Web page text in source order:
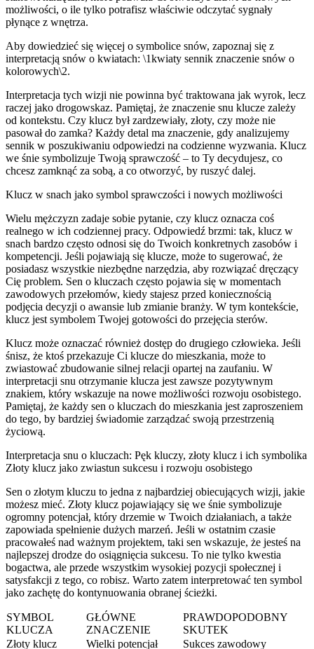
możliwości, o ile tylko potrafisz właściwie odczytać sygnały
płynące z wnętrza.
Aby dowiedzieć się więcej o symbolice snów, zapoznaj się z
interpretacją snów o kwiatach: \1kwiaty sennik znaczenie snów o
kolorowych\2.
Interpretacja tych wizji nie powinna być traktowana jak wyrok, lecz
raczej jako drogowskaz. Pamiętaj, że znaczenie snu klucze zależy
od kontekstu. Czy klucz był zardzewiały, złoty, czy może nie
pasował do zamka? Każdy detal ma znaczenie, gdy analizujemy
sennik w poszukiwaniu odpowiedzi na codzienne wyzwania. Klucz
we śnie symbolizuje Twoją sprawczość – to Ty decydujesz, co
chcesz zamknąć za sobą, a co otworzyć, by ruszyć dalej.
Klucz w snach jako symbol sprawczości i nowych możliwości
Wielu mężczyzn zadaje sobie pytanie, czy klucz oznacza coś
realnego w ich codziennej pracy. Odpowiedź brzmi: tak, klucz w
snach bardzo często odnosi się do Twoich konkretnych zasobów i
kompetencji. Jeśli pojawiają się klucze, może to sugerować, że
posiadasz wszystkie niezbędne narzędzia, aby rozwiązać dręczący
Cię problem. Sen o kluczach często pojawia się w momentach
zawodowych przełomów, kiedy stajesz przed koniecznością
podjęcia decyzji o awansie lub zmianie branży. W tym kontekście,
klucz jest symbolem Twojej gotowości do przejęcia sterów.
Klucz może oznaczać również dostęp do drugiego człowieka. Jeśli
śnisz, że ktoś przekazuje Ci klucze do mieszkania, może to
zwiastować zbudowanie silnej relacji opartej na zaufaniu. W
interpretacji snu otrzymanie klucza jest zawsze pozytywnym
znakiem, który wskazuje na nowe możliwości rozwoju osobistego.
Pamiętaj, że każdy sen o kluczach do mieszkania jest zaproszeniem
do tego, by bardziej świadomie zarządzać swoją przestrzenią
życiową.
Interpretacja snu o kluczach: Pęk kluczy, złoty klucz i ich symbolika
Złoty klucz jako zwiastun sukcesu i rozwoju osobistego
Sen o złotym kluczu to jedna z najbardziej obiecujących wizji, jakie
możesz mieć. Złoty klucz pojawiający się we śnie symbolizuje
ogromny potencjał, który drzemie w Twoich działaniach, a także
zapowiada spełnienie dużych marzeń. Jeśli w ostatnim czasie
pracowałeś nad ważnym projektem, taki sen wskazuje, że jesteś na
najlepszej drodze do osiągnięcia sukcesu. To nie tylko kwestia
bogactwa, ale przede wszystkim wysokiej pozycji społecznej i
satysfakcji z tego, co robisz. Warto zatem interpretować ten symbol
jako zachętę do kontynuowania obranej ścieżki.
SYMBOL
KLUCZA
GŁÓWNE
ZNACZENIE
PRAWDOPODOBNY
SKUTEK
Złoty klucz
Wielki potencjał
Sukces zawodowy